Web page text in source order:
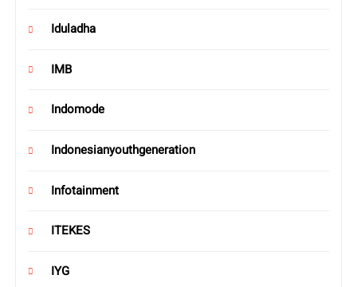
Iduladha
IMB
Indomode
Indonesianyouthgeneration
Infotainment
ITEKES
IYG